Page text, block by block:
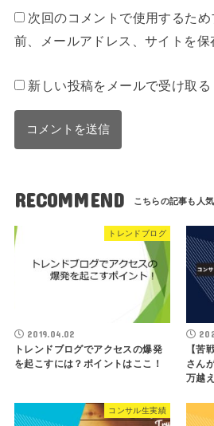
次回のコメントで使用するた
前、メールアドレス、サイトを保
新しい投稿をメールで受け取る
RECOMMEND
トレンドブログ
2019.04.02
トレンドブログでアクセスの爆発
を起こすには？ポイントはここ！
【苦
さん
万越
コンサル生実績